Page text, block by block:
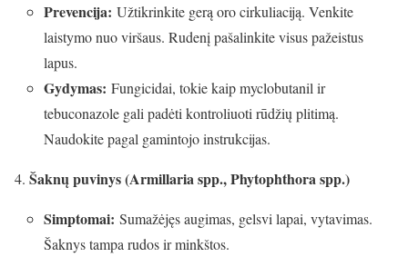
Prevencija: Užtikrinkite gerą oro cirkuliaciją. Venkite
laistymo nuo viršaus. Rudenį pašalinkite visus pažeistus
lapus.
Gydymas: Fungicidai, tokie kaip myclobutanil ir
tebuconazole gali padėti kontroliuoti rūdžių plitimą.
Naudokite pagal gamintojo instrukcijas.
Šaknų puvinys (Armillaria spp., Phytophthora spp.)
Simptomai: Sumažėjęs augimas, gelsvi lapai, vytavimas.
Šaknys tampa rudos ir minkštos.